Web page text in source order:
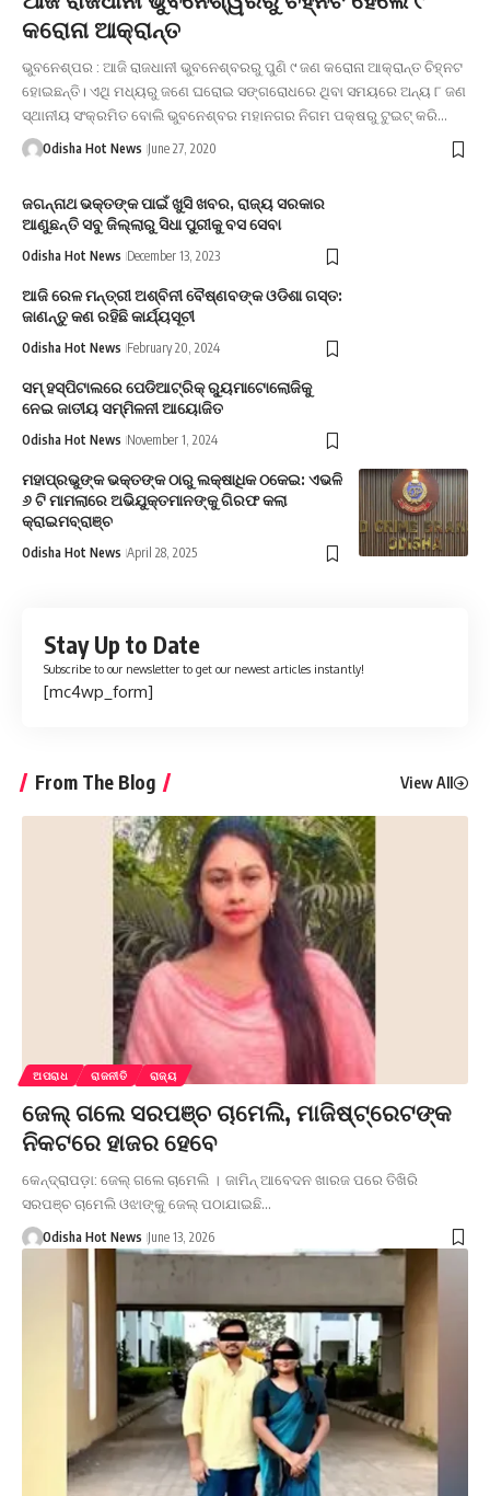
କରୋନା ଆକ୍ରାନ୍ତ
ଭୁବନେଶ୍ପର : ଆଜି ରାଜଧାନୀ ଭୁବନେଶ୍ବରରୁ ପୁଣି ୯ ଜଣ କରୋନା ଆକ୍ରାନ୍ତ ଚିହ୍ନଟ
ହୋଇଛନ୍ତି। ଏଥି ମଧ୍ୟରୁ ଜଣେ ଘରୋଇ ସଙ୍ଗରୋଧରେ ଥିବା ସମୟରେ ଅନ୍ୟ ୮ ଜଣ
ସ୍ଥାନୀୟ ସଂକ୍ରମିତ ବୋଲି ଭୁବନେଶ୍ବର ମହାନଗର ନିଗମ ପକ୍ଷରୁ ଟୁଇଟ୍ କରି…
Odisha Hot News June 27, 2020
ଜଗନ୍ନାଥ ଭକ୍ତଙ୍କ ପାଇଁ ଖୁସି ଖବର, ରାଜ୍ୟ ସରକାର
ଆଣୁଛନ୍ତି ସବୁ ଜିଲ୍ଲାରୁ ସିଧା ପୁରୀକୁ ବସ ସେବା
Odisha Hot News December 13, 2023
ଆଜି ରେଳ ମନ୍ତ୍ରୀ ଅଶ୍ବିନୀ ବୈଷ୍ଣବଙ୍କ ଓଡିଶା ଗସ୍ତ:
ଜାଣନ୍ତୁ କଣ ରହିଛି କାର୍ଯ୍ୟସୂଚୀ
Odisha Hot News February 20, 2024
ସମ୍ ହସ୍ପିଟାଲରେ ପେଡିଆଟ୍ରିକ୍ ର‌୍ୟୁମାଟୋଲୋଜିକୁ
ନେଇ ଜାତୀୟ ସମ୍ମିଳନୀ ଆୟୋଜିତ
Odisha Hot News November 1, 2024
ମହାପ୍ରଭୁଙ୍କ ଭକ୍ତଙ୍କ ଠାରୁ ଲକ୍ଷାଧିକ ଠକେଇ: ଏଭଳି
୬ ଟି ମାମଲାରେ ଅଭିଯୁକ୍ତମାନଙ୍କୁ ଗିରଫ କଲା
କ୍ରାଇମବ୍ରାଞ୍ଚ
Odisha Hot News April 28, 2025
Stay Up to Date
Subscribe to our newsletter to get our newest articles instantly!
[mc4wp_form]
From The Blog View All
ଅପରାଧ ରାଜନୀତି ରାଜ୍ୟ
ଜେଲ୍ ଗଲେ ସରପଞ୍ଚ ଚାମେଲି, ମାଜିଷ୍ଟ୍ରେଟଙ୍କ
ନିକଟରେ ହାଜର ହେବେ
କେନ୍ଦ୍ରାପଡ଼ା: ଜେଲ୍ ଗଲେ ଚାମେଲି । ଜାମିନ୍ ଆବେଦନ ଖାରଜ ପରେ ତିଖିରି
ସରପଞ୍ଚ ଚାମେଲି ଓଝାଙ୍କୁ ଜେଲ୍ ପଠାଯାଇଛି…
Odisha Hot News June 13, 2026